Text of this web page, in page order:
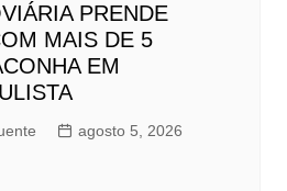
PRENDE
MAIS DE 5
EM
agosto 5, 2026